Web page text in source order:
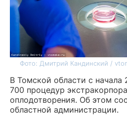
Фото: Дмитрий Кандинский /
В Томской области с начала
700 процедур
оплодотворения. Об этом
областной администрации.